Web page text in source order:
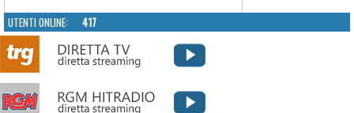
UTENTI ONLINE: 417